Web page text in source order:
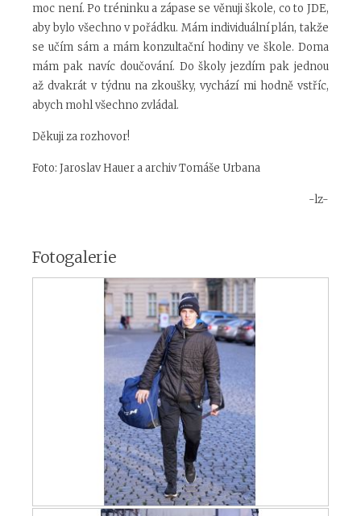
moc není. Po tréninku a zápase se věnuji škole, co to JDE,
aby bylo všechno v pořádku. Mám individuální plán, takže
se učím sám a mám konzultační hodiny ve škole. Doma
mám pak navíc doučování. Do školy jezdím pak jednou
až dvakrát v týdnu na zkoušky, vychází mi hodně vstříc,
abych mohl všechno zvládal.
Děkuji za rozhovor!
Foto: Jaroslav Hauer a archiv Tomáše Urbana
-lz-
Fotogalerie